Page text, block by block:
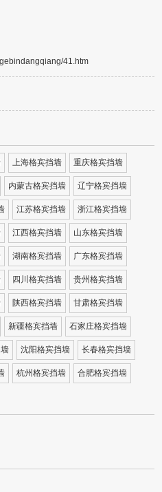
41.htm
上海格宾挡墙 重庆格宾挡墙
内蒙古格宾挡墙 辽宁格宾挡墙
江苏格宾挡墙 浙江格宾挡墙
江西格宾挡墙 山东格宾挡墙
湖南格宾挡墙 广东格宾挡墙
四川格宾挡墙 贵州格宾挡墙
陕西格宾挡墙 甘肃格宾挡墙
新疆格宾挡墙 石家庄格宾挡墙
沈阳格宾挡墙 长春格宾挡墙
杭州格宾挡墙 合肥格宾挡墙